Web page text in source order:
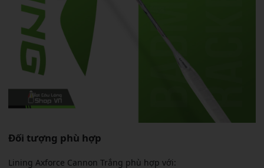
Đối tượng phù hợp
Lining Axforce Cannon Trắng phù hợp với: